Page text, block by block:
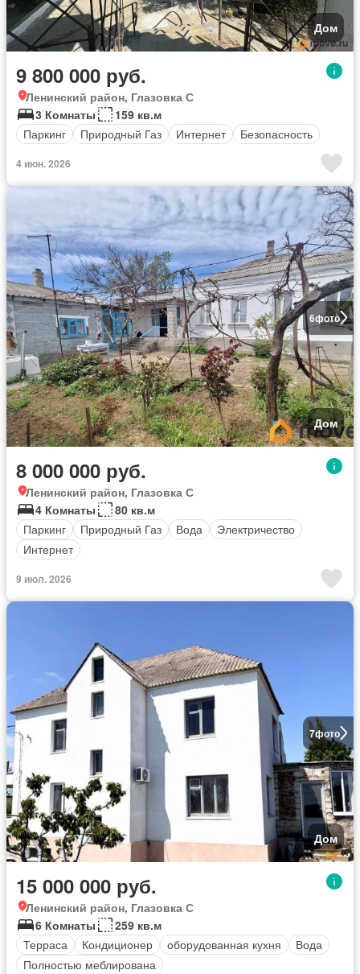
Дом
9 800 000 руб.
Ленинский район, Глазовка С
3 Комнаты
159 кв.м
Паркинг
Природный Газ Интернет Безопасность
4 июн. 2026
6фото
Дом
8 000 000 руб.
Ленинский район, Глазовка С
4 Комнаты
80 кв.м
Паркинг
Природный Газ Вода
Электричество
Интернет
9 июл. 2026
7фото
Дом
15 000 000 руб.
Ленинский район, Глазовка С
6 Комнаты
259 кв.м
Терраса
Кондиционер оборудованная кухня
Вода
Полностью меблирована